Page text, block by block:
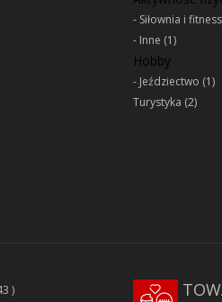
Siłownia i fitness
Inne (1)
Hobby
Jeździectwo (1)
Turystyka (2)